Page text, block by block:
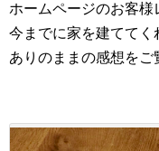
ホームページのお客様
今までに家を建てて
ありのままの感想をご